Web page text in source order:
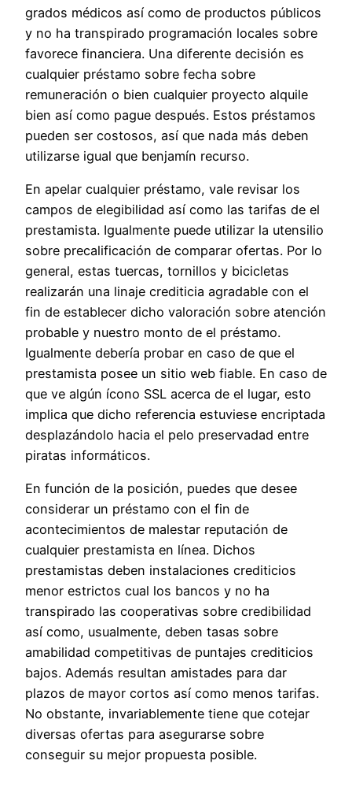
grados médicos así­ como de productos públicos
y no ha transpirado programación locales sobre
favorece financiera. Una diferente decisión es
cualquier préstamo sobre fecha sobre
remuneración o bien cualquier proyecto alquile
bien así­ como pague después. Estos préstamos
pueden ser costosos, así que nada más deben
utilizarse igual que benjamín recurso.
En apelar cualquier préstamo, vale revisar los
campos de elegibilidad así­ como las tarifas de el
prestamista. Igualmente puede utilizar la utensilio
sobre precalificación de comparar ofertas. Por lo
general, estas tuercas, tornillos y bicicletas
realizarán una linaje crediticia agradable con el
fin de establecer dicho valoración sobre atención
probable y nuestro monto de el préstamo.
Igualmente debería probar en caso de que el
prestamista posee un sitio web fiable. En caso de
que ve algún ícono SSL acerca de el lugar, esto
implica que dicho referencia estuviese encriptada
desplazándolo hacia el pelo preservadad entre
piratas informáticos.
En función de la posición, puedes que desee
considerar un préstamo con el fin de
acontecimientos de malestar reputación de
cualquier prestamista en línea. Dichos
prestamistas deben instalaciones crediticios
menor estrictos cual los bancos y no ha
transpirado las cooperativas sobre credibilidad
así­ como, usualmente, deben tasas sobre
amabilidad competitivas de puntajes crediticios
bajos. Además resultan amistades para dar
plazos de mayor cortos así­ como menos tarifas.
No obstante, invariablemente tiene que cotejar
diversas ofertas para asegurarse sobre
conseguir su mejor propuesta posible.